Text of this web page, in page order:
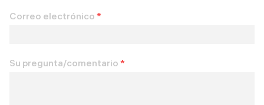
Correo electrónico *
Su pregunta/comentario *